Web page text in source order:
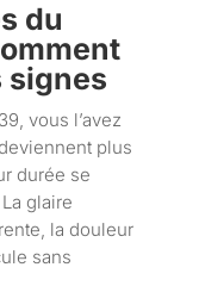
du
signes
vous l’avez
plus
durée se
glaire
la douleur
sans